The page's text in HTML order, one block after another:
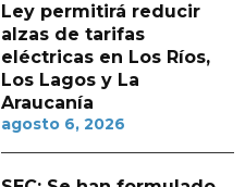
Ley permitirá reducir
alzas de tarifas
eléctricas en Los Ríos,
Los Lagos y La
Araucanía
agosto 6, 2026